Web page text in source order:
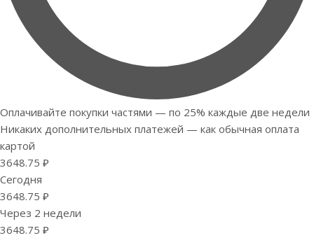
Оплачивайте покупки частями — по 25% каждые две недели
Никаких дополнительных платежей — как обычная оплата
картой
3648.75 ₽
Сегодня
3648.75 ₽
Через 2 недели
3648.75 ₽